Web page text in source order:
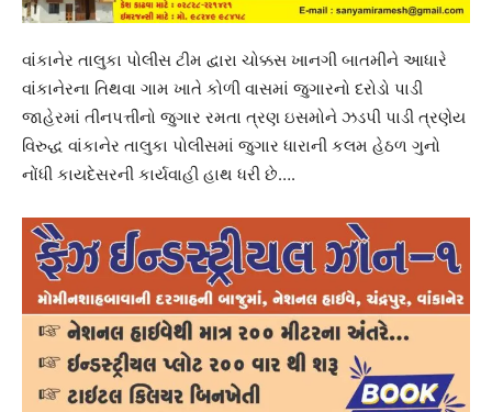
વાંકાનેર તાલુકા પોલીસ ટીમ દ્વારા ચોક્કસ ખાનગી બાતમીને આધારે
વાંકાનેરના તિથવા ગામ ખાતે કોળી વાસમાં જુગારનો દરોડો પાડી
જાહેરમાં તીનપત્તીનો જુગાર રમતા ત્રણ ઇસમોને ઝડપી પાડી ત્રણેય
વિરુદ્ધ વાંકાનેર તાલુકા પોલીસમાં જુગાર ધારાની કલમ હેઠળ ગુનો
નોંધી કાયદેસરની કાર્યવાહી હાથ ધરી છે….